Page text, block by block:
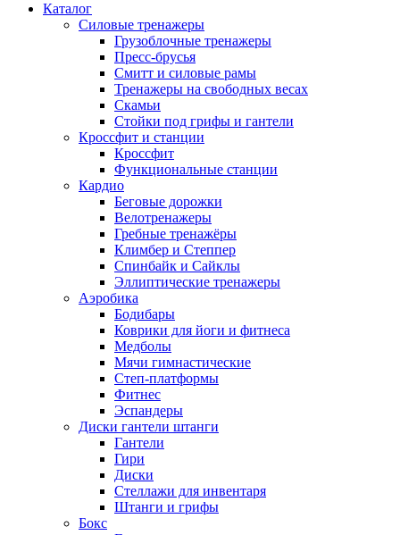
Каталог
Силовые тренажеры
Грузоблочные тренажеры
Пресс-брусья
Смитт и силовые рамы
Тренажеры на свободных весах
Скамьи
Стойки под грифы и гантели
Кроссфит и станции
Кроссфит
Функциональные станции
Кардио
Беговые дорожки
Велотренажеры
Гребные тренажёры
Климбер и Степпер
Спинбайк и Сайклы
Эллиптические тренажеры
Аэробика
Бодибары
Коврики для йоги и фитнеса
Медболы
Мячи гимнастические
Степ-платформы
Фитнес
Эспандеры
Диски гантели штанги
Гантели
Гири
Диски
Стеллажи для инвентаря
Штанги и грифы
Бокс